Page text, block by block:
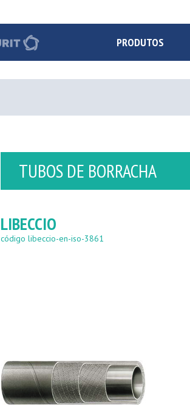
PRODUTOS
TUBOS DE BORRACHA
LIBECCIO
código libeccio-en-iso-3861